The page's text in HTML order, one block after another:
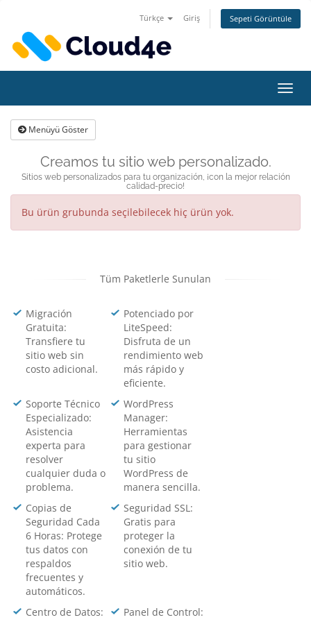
Türkçe Giriş Sepeti Görüntüle
Menüyü Göster
Creamos tu sitio web personalizado.
Sitios web personalizados para tu organización, ¡con la mejor relación
calidad-precio!
Bu ürün grubunda seçilebilecek hiç ürün yok.
Tüm Paketlerle Sunulan
Migración
Gratuita:
Transfiere tu
sitio web sin
costo adicional.
Potenciado por
LiteSpeed:
Disfruta de un
rendimiento web
más rápido y
eficiente.
Soporte Técnico
Especializado:
Asistencia
experta para
resolver
cualquier duda o
problema.
WordPress
Manager:
Herramientas
para gestionar
tu sitio
WordPress de
manera sencilla.
Copias de
Seguridad Cada
6 Horas: Protege
tus datos con
respaldos
frecuentes y
automáticos.
Seguridad SSL:
Gratis para
proteger la
conexión de tu
sitio web.
Centro de Datos:
Panel de Control: